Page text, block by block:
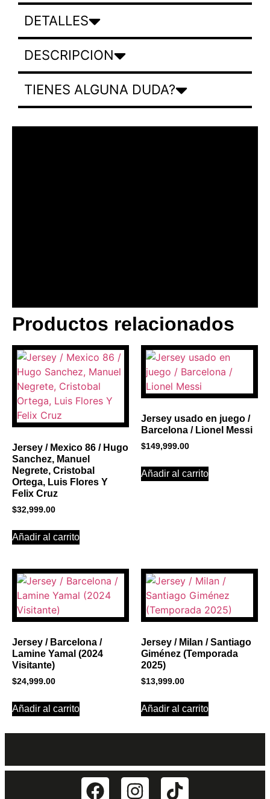
DETALLES
DESCRIPCION
TIENES ALGUNA DUDA?
BANNER CON
PROMOCIONES 1
Click Here
Productos relacionados
Jersey / Mexico 86 / Hugo
Sanchez, Manuel
Negrete, Cristobal
Ortega, Luis Flores Y
Felix Cruz
$32,999.00
Añadir al carrito
Jersey usado en juego /
Barcelona / Lionel Messi
$149,999.00
Añadir al carrito
Jersey / Barcelona /
Lamine Yamal (2024
Visitante)
$24,999.00
Añadir al carrito
Jersey / Milan / Santiago
Giménez (Temporada
2025)
$13,999.00
Añadir al carrito